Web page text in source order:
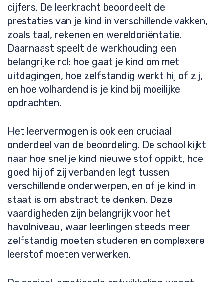
cijfers. De leerkracht beoordeelt de
prestaties van je kind in verschillende vakken,
zoals taal, rekenen en wereldoriëntatie.
Daarnaast speelt de werkhouding een
belangrijke rol: hoe gaat je kind om met
uitdagingen, hoe zelfstandig werkt hij of zij,
en hoe volhardend is je kind bij moeilijke
opdrachten.
Het leervermogen is ook een cruciaal
onderdeel van de beoordeling. De school kijkt
naar hoe snel je kind nieuwe stof oppikt, hoe
goed hij of zij verbanden legt tussen
verschillende onderwerpen, en of je kind in
staat is om abstract te denken. Deze
vaardigheden zijn belangrijk voor het
havolniveau, waar leerlingen steeds meer
zelfstandig moeten studeren en complexere
leerstof moeten verwerken.